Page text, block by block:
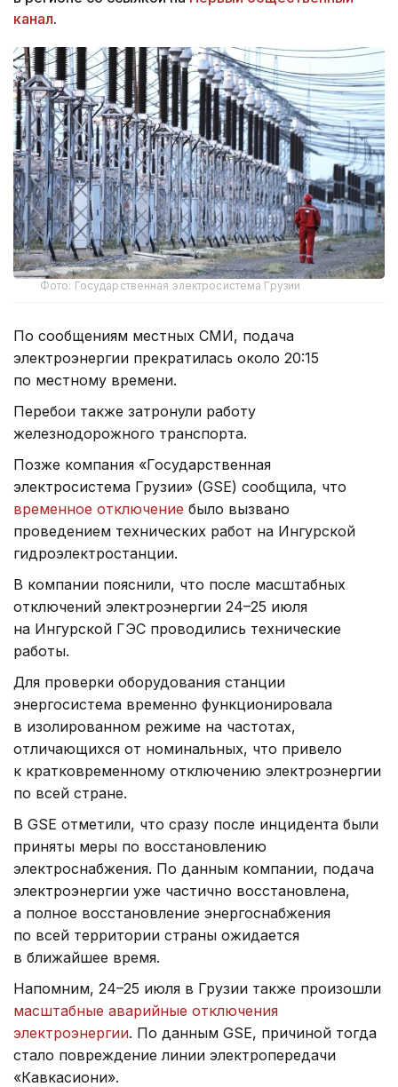
канал.
Фото: Государственная электросистема Грузии
По сообщениям местных СМИ, подача
электроэнергии прекратилась около 20:15
по местному времени.
Перебои также затронули работу
железнодорожного транспорта.
Позже компания «Государственная
электросистема Грузии» (GSE) сообщила, что
временное отключение было вызвано
проведением технических работ на Ингурской
гидроэлектростанции.
В компании пояснили, что после масштабных
отключений электроэнергии 24–25 июля
на Ингурской ГЭС проводились технические
работы.
Для проверки оборудования станции
энергосистема временно функционировала
в изолированном режиме на частотах,
отличающихся от номинальных, что привело
к кратковременному отключению электроэнергии
по всей стране.
В GSE отметили, что сразу после инцидента были
приняты меры по восстановлению
электроснабжения. По данным компании, подача
электроэнергии уже частично восстановлена,
а полное восстановление энергоснабжения
по всей территории страны ожидается
в ближайшее время.
Напомним, 24–25 июля в Грузии также произошли
масштабные аварийные отключения
электроэнергии. По данным GSE, причиной тогда
стало повреждение линии электропередачи
«Кавкасиони».